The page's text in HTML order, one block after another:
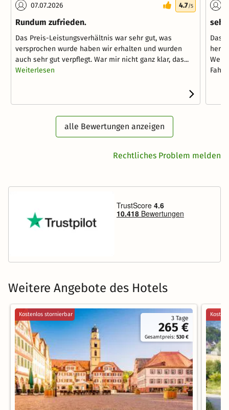
07.07.2026 4.7/5
Rundum zufrieden.
Das Preis-Leistungsverhältnis war sehr gut, was
versprochen wurde haben wir erhalten und wurden
auch sehr gut verpflegt. War mir nicht ganz klar, das...
Weiterlesen
sehr
Das
alle Bewertungen anzeigen
Rechtliches Problem melden
Weitere Angebote des Hotels
3 Tage
265 €
Gesamtpreis:530 €
Kostenlos stornierbar